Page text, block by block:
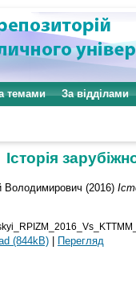
темами За відділами
Історія
Володимирович (2016)
(844kB) | Перегляд